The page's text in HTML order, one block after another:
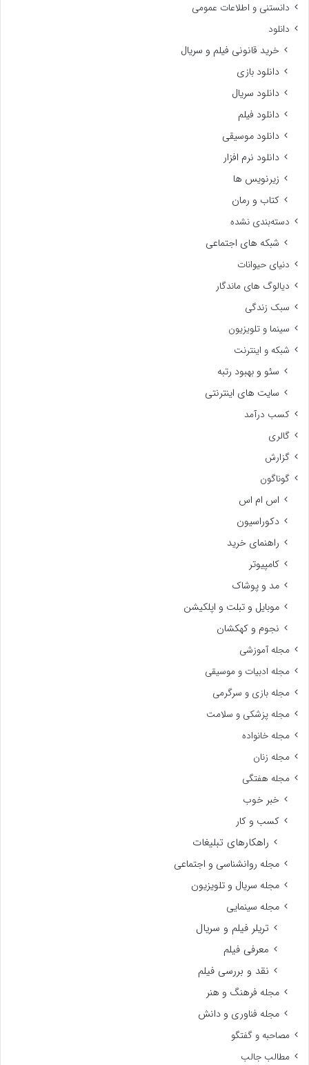
دانستنی و اطلاعات عمومی
دانلود
خرید قانونی فیلم و سریال
دانلود بازی
دانلود سریال
دانلود فیلم
دانلود موسیقی
دانلود نرم افزار
زیرنویس ها
کتاب و رمان
دسته‌بندی نشده
شبکه های اجتماعی
دنیای حیوانات
دیالوگ های ماندگار
سبک زندگی
سینما و تلویزیون
شبکه و اینترنت
سئو و بهبود رتبه
سایت های اینترنتی
کسب درآمد
گالری
گزارش
گوناگون
اس ام اس
دکوراسیون
راهنمای خرید
کامپیوتر
مد و پوشاک
موبایل و تبلت و اپلکیشن
نجوم و کهکشان
مجله آموزشی
مجله ادبیات و موسیقی
مجله بازی و سرگرمی
مجله پزشکی و سلامت
مجله خانواده
مجله زنان
مجله هفتگی
خبر خوب
کسب و کار
راهکارهای تبلیغات
مجله روانشناسی و اجتماعی
مجله سریال و تلویزیون
مجله سینمایی
تریلر فیلم و سریال
معرفی فیلم
نقد و بررسی فیلم
مجله فرهنگ و هنر
مجله فناوری و دانش
مصاحبه و گفتگو
مطالب جالب